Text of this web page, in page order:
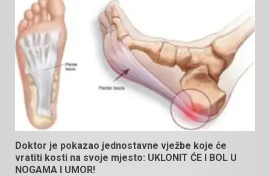
Doktor je pokazao jednostavne vježbe koje će
vratiti kosti na svoje mjesto: UKLONIT ĆE I BOL U
NOGAMA I UMOR!